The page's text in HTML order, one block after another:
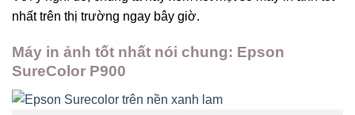
nhất trên thị trường ngay bây giờ.
Máy in ảnh tốt nhất nói chung: Epson
SureColor P900